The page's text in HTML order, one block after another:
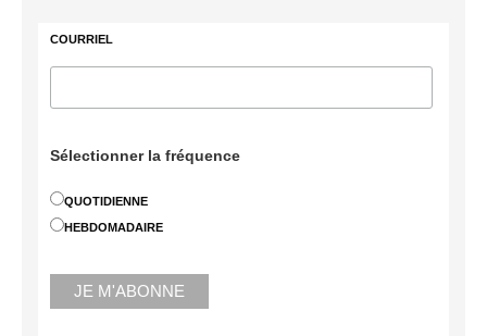
COURRIEL
Sélectionner la fréquence
QUOTIDIENNE
HEBDOMADAIRE